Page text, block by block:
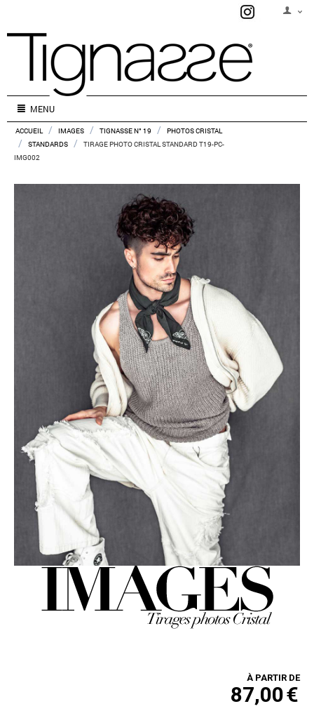
MENU
ACCUEIL / IMAGES / TIGNASSE N° 19 / PHOTOS CRISTAL
/ STANDARDS /
TIRAGE PHOTO CRISTAL STANDARD T19-PC-
IMG002
À PARTIR DE
87,00€